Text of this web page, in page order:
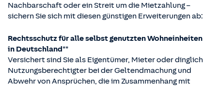
Nachbarschaft oder ein Streit um die Mietzahlung –
sichern Sie sich mit diesen günstigen Erweiterungen ab:
Rechtsschutz für alle selbst genutzten Wohneinheiten
in Deutschland**
Versichert sind Sie als Eigentümer, Mieter oder dinglich
Nutzungsberechtigter bei der Geltendmachung und
Abwehr von Ansprüchen, die im Zusammenhang mit